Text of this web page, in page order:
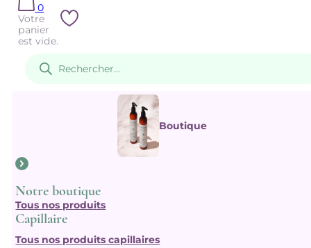
0
Votre
panier
est vide.
produits
Boutique
Notre boutique
Tous nos produits
Capillaire
Tous nos produits capillaires